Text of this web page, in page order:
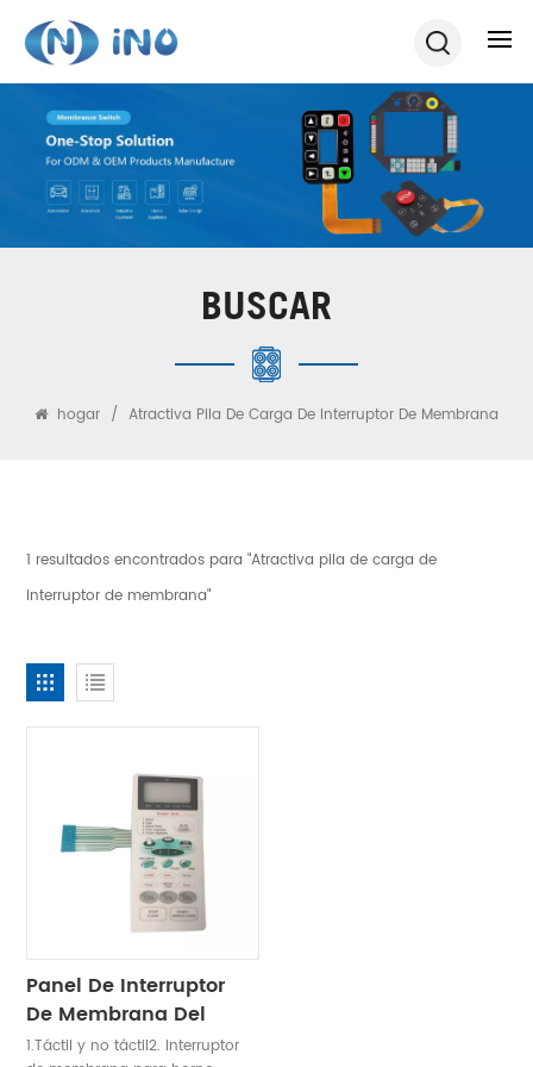
BUSCAR
hogar / Atractiva Pila De Carga De Interruptor De Membrana
1 resultados encontrados para "Atractiva pila de carga de
interruptor de membrana"
Panel De Interruptor
De Membrana Del
Horno Microondas
1.Táctil y no táctil2. Interruptor